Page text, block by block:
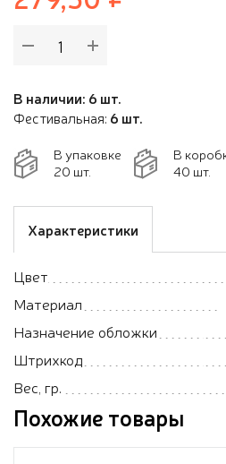
В наличии: 6 шт.
Фестивальная: 6 шт.
В упаковке
20 шт.
В
40 шт.
Характеристики
Цвет
Материал
Назначение обложки
Штрихкод
Вес, гр.
Похожие товары